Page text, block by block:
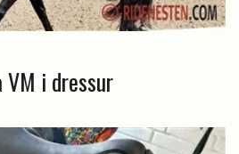
VM i dressur